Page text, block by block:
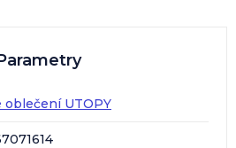
oblečení UTOPY